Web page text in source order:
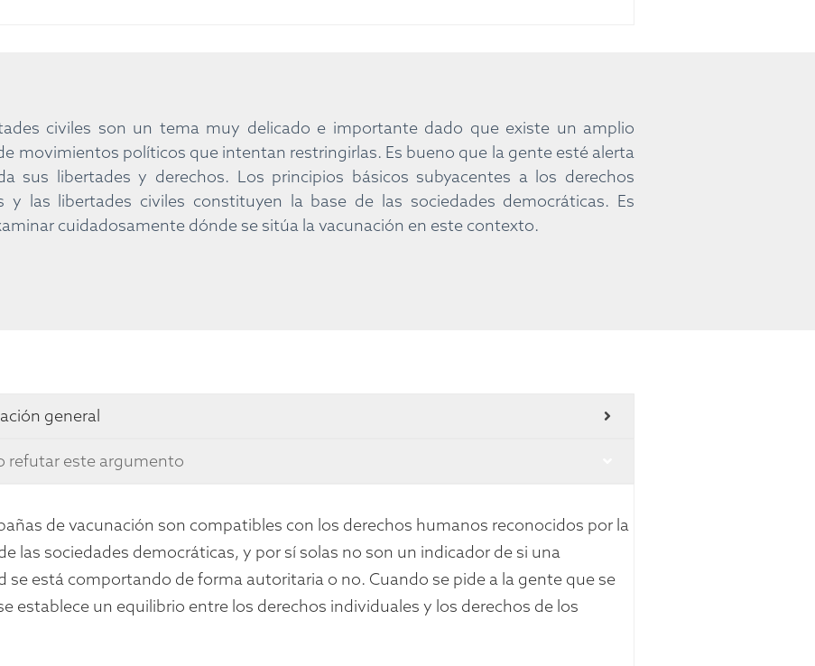
civiles son un tema muy delicado e importante dado que existe un amplio
movimientos políticos que intentan restringirlas. Es bueno que la gente esté alerta
sus libertades y derechos. Los principios básicos subyacentes a los derechos
y las libertades civiles constituyen la base de las sociedades democráticas. Es
cuidadosamente dónde se sitúa la vacunación en este contexto.
general
refutar este argumento
de vacunación son compatibles con los derechos humanos reconocidos por la
las sociedades democráticas, y por sí solas no son un indicador de si una
se está comportando de forma autoritaria o no. Cuando se pide a la gente que se
establece un equilibrio entre los derechos individuales y los derechos de los